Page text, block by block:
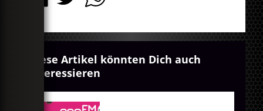
Diese Artikel könnten Dich auch
interessieren